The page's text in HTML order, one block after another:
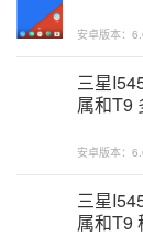
安卓版本：
三星
属和T9
安卓版本：
三星
属和T9